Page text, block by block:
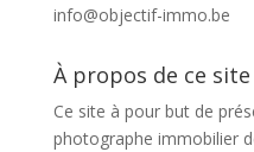
info@objectif-immo.be
À propos de ce site
Ce site à pour but de
photographe immobilier